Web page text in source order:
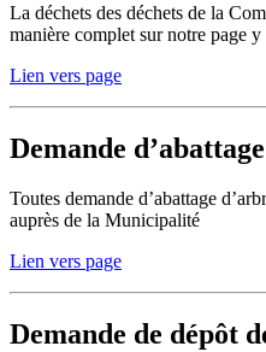
La déchets des déchets de la
manière complet sur notre page y
Lien vers page
Demande
Toutes demande d’abattage
auprès de la Municipalité
Lien vers page
Demande de dépôt